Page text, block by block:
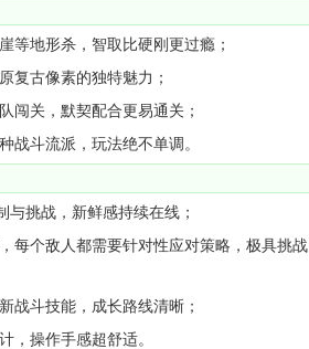
等地形杀，智取比硬刚更过瘾；
复古像素的独特魅力；
闯关，默契配合更易通关；
战斗流派，玩法绝不单调。
挑战，新鲜感持续在线；
每个敌人都需要针对性应对策略，极具挑战
战斗技能，成长路线清晰；
，操作手感超舒适。